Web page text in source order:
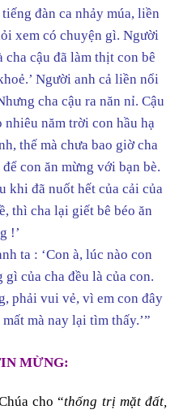
đàn ca nhảy múa, liền
xem có chuyện gì. Người
cha cậu đã làm thịt con bê
Người anh cả liền nổi
cha cậu ra năn nỉ. Cậu
nhiêu năm trời con hầu hạ
thế mà chưa bao giờ cha
con ăn mừng với bạn bè.
khi đã nuốt hết của cải của
thì cha lại giết bê béo ăn
!’
ta : ‘Con à, lúc nào con
của cha đều là của con.
phải vui vẻ, vì em con đây
mà nay lại tìm thấy.’”
MỪNG:
cho “thống trị mặt đất,